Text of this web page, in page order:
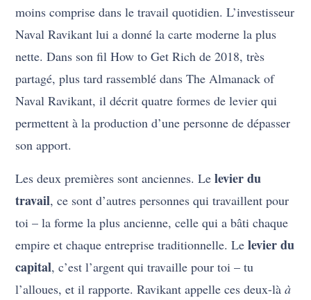
moins comprise dans le travail quotidien. L’investisseur
Naval Ravikant lui a donné la carte moderne la plus
nette. Dans son fil How to Get Rich de 2018, très
partagé, plus tard rassemblé dans The Almanack of
Naval Ravikant, il décrit quatre formes de levier qui
permettent à la production d’une personne de dépasser
son apport.
Les deux premières sont anciennes. Lelevier du
travail, ce sont d’autres personnes qui travaillent pour
toi – la forme la plus ancienne, celle qui a bâti chaque
empire et chaque entreprise traditionnelle. Lelevier du
capital, c’est l’argent qui travaille pour toi – tu
l’alloues, et il rapporte. Ravikant appelle ces deux-làà